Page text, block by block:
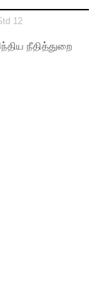
12
நீதித்துறை